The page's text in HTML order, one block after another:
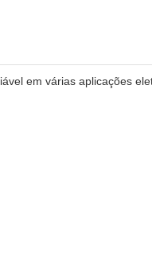
em várias aplicações